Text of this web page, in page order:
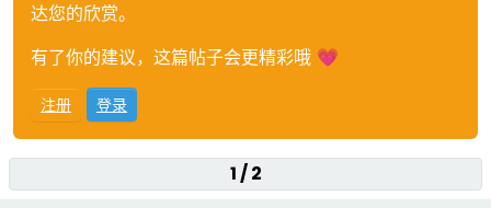
达您的欣赏。
有了你的建议，这篇帖子会更精彩哦 💗
注册 登录
1 / 2